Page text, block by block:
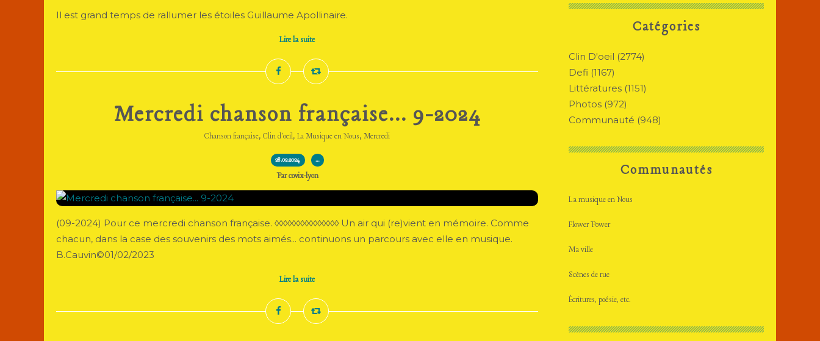
Il est grand temps de rallumer les étoiles Guillaume Apollinaire.
Lire la suite
Mercredi chanson française... 9-2024
Chanson française, Clin d'oeil, La Musique en Nous, Mercredi
28.02.2024 …
Par covix-lyon
(09-2024) Pour ce mercredi chanson française. ◊◊◊◊◊◊◊◊◊◊◊◊◊◊◊ Un air qui (re)vient en mémoire. Comme
chacun, dans la case des souvenirs des mots aimés... continuons un parcours avec elle en musique.
B.Cauvin©01/02/2023
Lire la suite
Catégories
Clin D'oeil (2774)
Defi (1167)
Littératures (1151)
Photos (972)
Communauté (948)
Communautés
La musique en Nous
Flower Power
Ma ville
Scènes de rue
Écritures, poésie, etc.